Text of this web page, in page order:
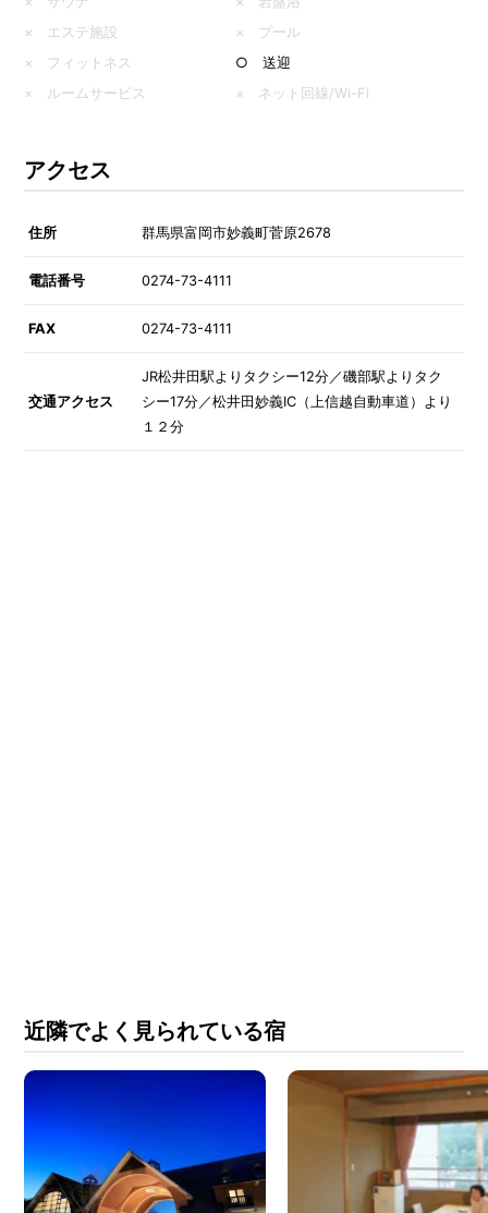
× エステ施設
× プール
× フィットネス
○ 送迎
× ルームサービス
× ネット回線/Wi-Fi
アクセス
住所 群馬県富岡市妙義町菅原2678
電話番号 0274-73-4111
FAX 0274-73-4111
交通アクセス
JR松井田駅よりタクシー12分／磯部駅よりタク
シー17分／松井田妙義IC（上信越自動車道）より
１２分
近隣でよく見られている宿